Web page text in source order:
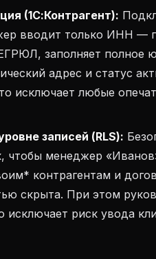
(1С:Контрагент):
вводит только ИНН —
заполняет полное
адрес и статус
исключает любые
записей (RLS):
чтобы менеджер
контрагентам и
скрыта. При этом
риск увода